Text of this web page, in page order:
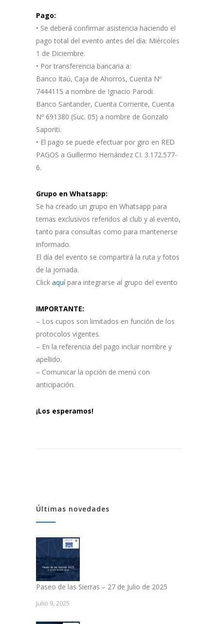
Pago:
• Se deberá confirmar asistencia haciendo el
pago total del evento antes del día: Miércoles
1 de Diciembre.
• Por transferencia bancaria a:
Banco Itaú, Caja de Ahorros, Cuenta Nº
7444115 a nombre de Ignacio Parodi.
Banco Santander, Cuenta Corriente, Cuenta
Nº 691380 (Suc. 05) a nombre de Gonzalo
Saporiti.
• El pago se puede efectuar por giro en RED
PAGOS a Guillermo Hernández CI. 3.172.577-
6.
Grupo en Whatsapp:
Se ha creado un grupo en Whatsapp para
temas exclusivos referidos al club y al evento,
tanto para consultas como para mantenerse
informado.
El día del evento se compartirá la ruta y fotos
de la jornada.
Click aquípara integrarse al grupo del evento
IMPORTANTE:
– Los cupos son limitados en función de los
protocolos vigentes.
– En la referencia del pago incluir nombre y
apellido.
– Comunicar la opción de menú con
anticipación.
¡Los esperamos!
Últimas novedades
Paseo de las Sierras – 27 de Julio de 2025
julio 9, 2025